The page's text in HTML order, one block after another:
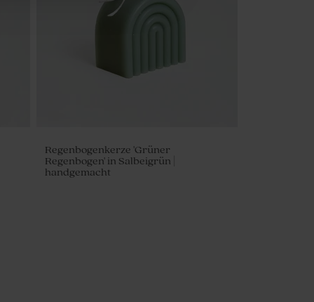
Regenbogenkerze 'Grüner
Regenbogen' in Salbeigrün |
handgemacht